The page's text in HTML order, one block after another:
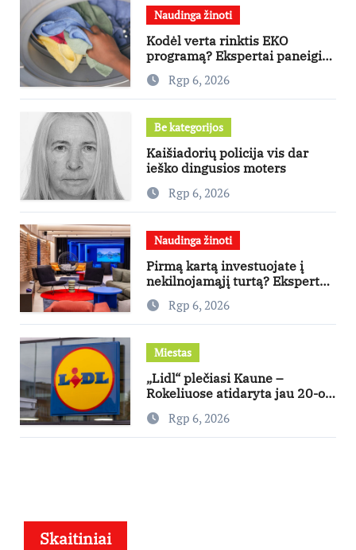
Naudinga žinoti
Kodėl verta rinktis EKO
programą? Ekspertai paneigia
dažniausius mitus
Rgp 6, 2026
Be kategorijos
Kaišiadorių policija vis dar
ieško dingusios moters
Rgp 6, 2026
Naudinga žinoti
Pirmą kartą investuojate į
nekilnojamąjį turtą? Ekspertas
pataria, kaip pasirinkti būstą,
kuris generuos grąžą
Rgp 6, 2026
Miestas
„Lidl“ plečiasi Kaune –
Rokeliuose atidaryta jau 20-oji
parduotuvė mieste
Rgp 6, 2026
Skaitiniai